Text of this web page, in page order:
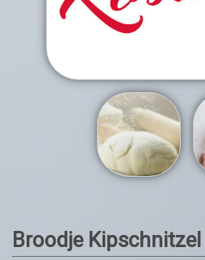
Broodje Kipschnitzel